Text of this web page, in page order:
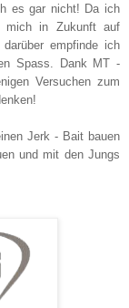
es gar nicht! Da ich
mich in Zukunft auf
empfinde ich
Spass. Dank MT -
Versuchen zum
Jerk - Bait bauen
und mit den Jungs